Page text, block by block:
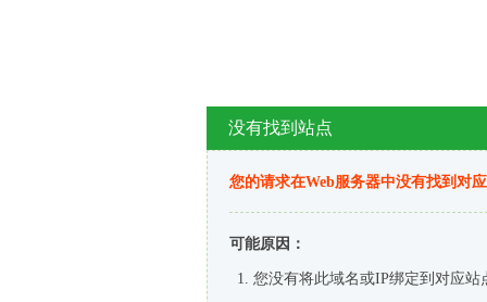
没有找到站点
您的请求在Web服务器中没有找到对
可能原因：
您没有将此域名或IP绑定到对应站